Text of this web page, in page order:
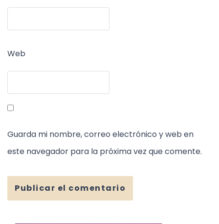
Web
Guarda mi nombre, correo electrónico y web en
este navegador para la próxima vez que comente.